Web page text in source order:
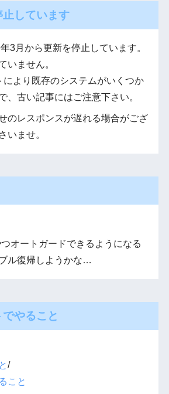
しています
3月から更新を停止しています。
いません。
により既存のシステムがいくつか
、古い記事にはご注意下さい。
のレスポンスが遅れる場合がござ
いませ。
オートガードできるようになる
ル復帰しようかな…
やること
/
こと